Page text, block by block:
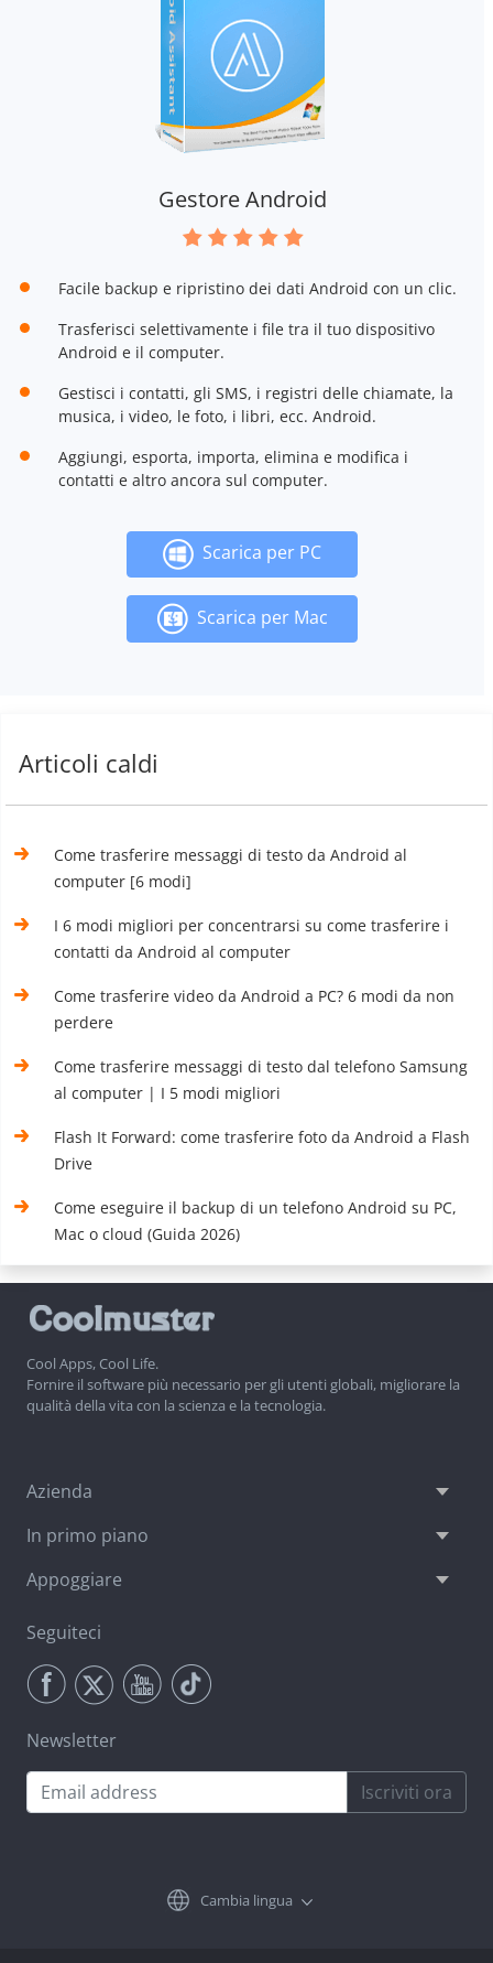
Gestore Android
Facile backup e ripristino dei dati Android con un clic.
Trasferisci selettivamente i file tra il tuo dispositivo
Android e il computer.
Gestisci i contatti, gli SMS, i registri delle chiamate, la
musica, i video, le foto, i libri, ecc. Android.
Aggiungi, esporta, importa, elimina e modifica i
contatti e altro ancora sul computer.
Scarica per PC
Scarica per Mac
Articoli caldi
Come trasferire messaggi di testo da Android al
computer [6 modi]
I 6 modi migliori per concentrarsi su come trasferire i
contatti da Android al computer
Come trasferire video da Android a PC? 6 modi da non
perdere
Come trasferire messaggi di testo dal telefono Samsung
al computer | I 5 modi migliori
Flash It Forward: come trasferire foto da Android a Flash
Drive
Come eseguire il backup di un telefono Android su PC,
Mac o cloud (Guida 2026)
Cool Apps, Cool Life.
Fornire il software più necessario per gli utenti globali, migliorare la
qualità della vita con la scienza e la tecnologia.
Azienda
In primo piano
Appoggiare
Seguiteci
Newsletter
Iscriviti ora
Cambia lingua